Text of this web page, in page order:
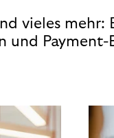
vieles
und Payment-